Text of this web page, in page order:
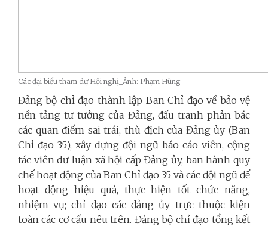
Các đại biểu tham dự Hội nghị_Ảnh: Phạm Hùng
Đảng bộ chỉ đạo thành lập Ban Chỉ đạo về bảo vệ
nền tảng tư tưởng của Đảng, đấu tranh phản bác
các quan điểm sai trái, thù địch của Đảng ủy (Ban
Chỉ đạo 35), xây dựng đội ngũ báo cáo viên, cộng
tác viên dư luận xã hội cấp Đảng ủy, ban hành quy
chế hoạt động của Ban Chỉ đạo 35 và các đội ngũ để
hoạt động hiệu quả, thực hiện tốt chức năng,
nhiệm vụ; chỉ đạo các đảng ủy trực thuộc kiện
toàn các cơ cấu nêu trên. Đảng bộ chỉ đạo tổng kết